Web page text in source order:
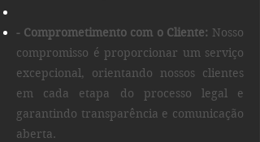
- Comprometimento com o Cliente: Nosso
compromisso é proporcionar um serviço
excepcional, orientando nossos clientes
em cada etapa do processo legal e
garantindo transparência e comunicação
aberta.